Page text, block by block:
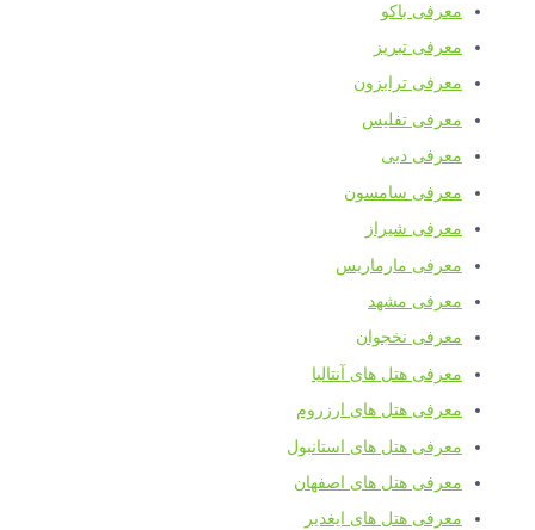
معرفی باکو
معرفی تبریز
معرفی ترابزون
معرفی تفلیس
معرفی دبی
معرفی سامسون
معرفی شیراز
معرفی مارماریس
معرفی مشهد
معرفی نخجوان
معرفی هتل های آنتالیا
معرفی هتل های ارزروم
معرفی هتل های استانبول
معرفی هتل های اصفهان
معرفی هتل های ایغدیر